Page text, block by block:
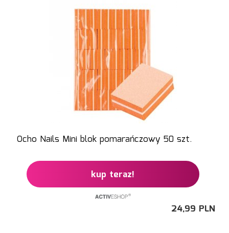
Ocho Nails Mini blok pomarańczowy 50 szt.
kup teraz!
24,99 PLN